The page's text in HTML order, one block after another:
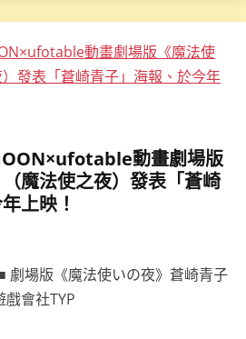
動畫劇場版
（魔法使之夜）發表「蒼崎
上映！
劇場版《魔法使いの夜》蒼崎青子
會社TYP